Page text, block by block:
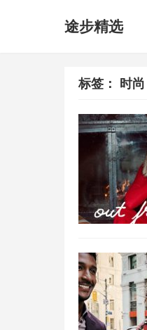
途步精选
标签： 时尚